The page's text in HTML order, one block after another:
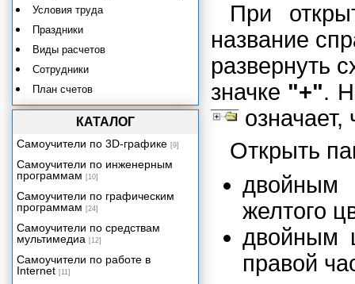
При
название
развернуть
значке "+".
означает,
Открыть
двойным
желтого
двойным
правой
Условия труда
Праздники
Виды расчетов
Сотрудники
План счетов
Шаблоны проводок
Виды субконто
Значения субконто
Дополнительные проводки
Календари
Настройка
и документов
КАТАЛОГ
Самоучители по 3D-графике [9]
Самоучители по инженерным
программам [10]
Самоучители по графическим
программам [24]
Самоучители по средствам
мультимедиа [12]
Самоучители по работе в
Internet [11]